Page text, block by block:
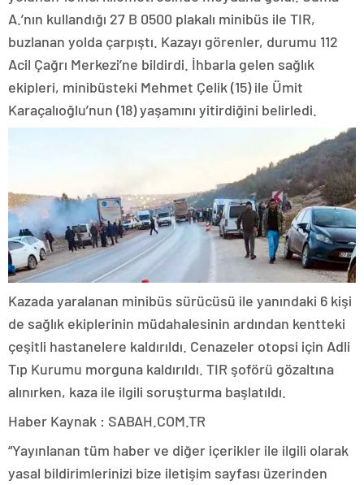
A.’nın kullandığı 27 B 0500 plakalı minibüs ile TIR,
buzlanan yolda çarpıştı. Kazayı görenler, durumu 112
Acil Çağrı Merkezi’ne bildirdi. İhbarla gelen sağlık
ekipleri, minibüsteki Mehmet Çelik (15) ile Ümit
Karaçalıoğlu’nun (18) yaşamını yitirdiğini belirledi.
Kazada yaralanan minibüs sürücüsü ile yanındaki 6 kişi
de sağlık ekiplerinin müdahalesinin ardından kentteki
çeşitli hastanelere kaldırıldı. Cenazeler otopsi için Adli
Tıp Kurumu morguna kaldırıldı. TIR şoförü gözaltına
alınırken, kaza ile ilgili soruşturma başlatıldı.
Haber Kaynak : SABAH.COM.TR
“Yayınlanan tüm haber ve diğer içerikler ile ilgili olarak
yasal bildirimlerinizi bize iletişim sayfası üzerinden